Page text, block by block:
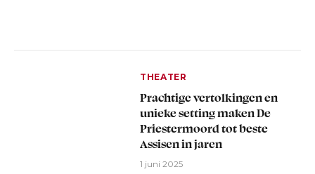
THEATER
Prachtige vertolkingen en
unieke setting maken De
Priestermoord tot beste
Assisen in jaren
1 juni 2025